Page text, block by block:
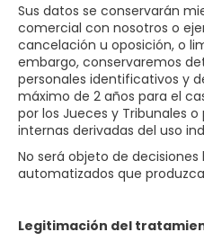
Sus datos se conservarán
comercial con nosotros o
cancelación u oposición, o
embargo, conservaremos
personales identificativos y
máximo de 2 años para el
por los Jueces y Tribunales
internas derivadas del uso
No será objeto de
automatizados que
Legitimación del